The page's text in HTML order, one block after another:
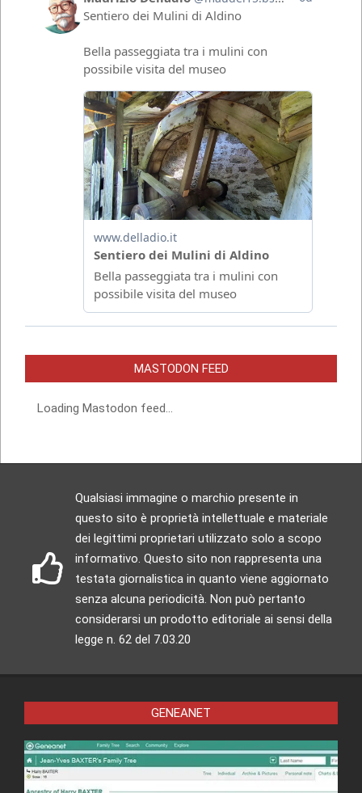
MASTODON FEED
Loading Mastodon feed...
Qualsiasi immagine o marchio presente in
questo sito è proprietà intellettuale e materiale
dei legittimi proprietari utilizzato solo a scopo
informativo. Questo sito non rappresenta una
testata giornalistica in quanto viene aggiornato
senza alcuna periodicità. Non può pertanto
considerarsi un prodotto editoriale ai sensi della
legge n. 62 del 7.03.20
GENEANET